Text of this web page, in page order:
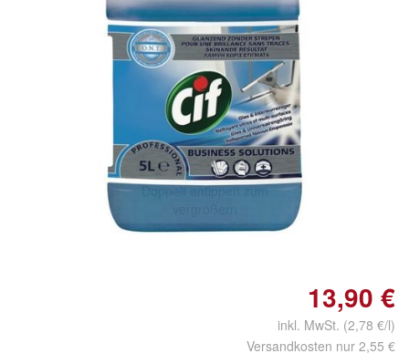
Doppelt antippen zum
13,90 €
inkl. MwSt. (2,78 €/l)
Versandkosten nur 2,55 €